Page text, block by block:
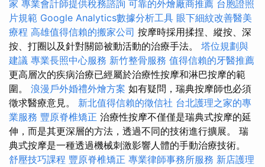
家 專業會計師提供稅務諮詢 可靠的外燴廠商推薦 台胞證照
片規範 Google Analytics數據分析工具 眼下細紋改善醫美
療程 高雄值得信賴的搬家公司 按摩時採用揉捏、縱按、深
按、打圈以及針對關節被動活動的治療手法。 塔位規劃與
建議 專業長照中心服務 新竹整骨服務 值得信賴的牙醫推薦
更高層次的疾病治療已經屬於治療性按摩和淋巴按摩的範
圍。 浪漫戶外婚禮外燴方案 如有疑問，瑞典按摩師也必須
徵求醫療意見。 新北值得信賴的徵信社 台北護理之家的專
業服務 豐原脊椎矯正 治療性按摩不僅僅是瑞典式按摩的延
伸，而是其更深層的方法，透過不同的技術進行擴展。 瑞
典式按摩是一種透過機械刺激影響人體的手動治療技術。
舒壓技巧課程 豐原脊椎矯正 專業律師事務所服務 新店護理